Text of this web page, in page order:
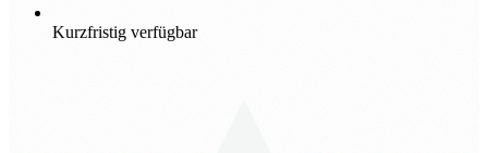
Kurzfristig verfügbar